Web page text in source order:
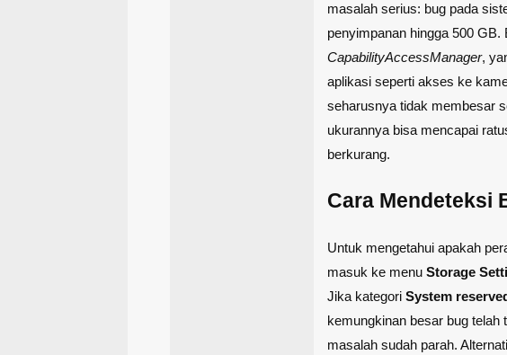
masalah serius: bug pada
penyimpanan hingga 500
CapabilityAccessManager,
aplikasi seperti akses ke
seharusnya tidak membesar
ukurannya bisa mencapai
berkurang.
Cara Mendeteksi
Untuk mengetahui apakah
masuk ke menu Storage
Jika kategori System
kemungkinan besar bug telah
masalah sudah parah.